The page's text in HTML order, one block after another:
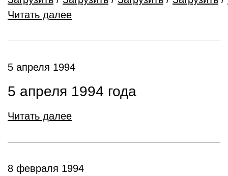
Читать далее
5 апреля 1994
5 апреля 1994 года
Читать далее
8 февраля 1994